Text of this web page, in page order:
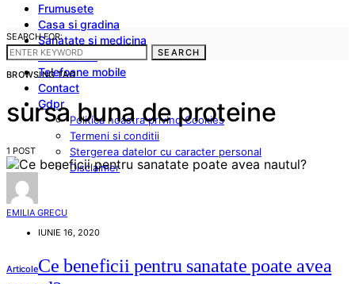
Frumusete
Casa si gradina
Sanatate si medicina
Cum sa fac
Telefoane mobile
Contact
Gdpr
Politica noastra privind Cookies
Termeni si conditii
Stergerea datelor cu caracter personal
Disclaimer
SEARCH FOR:
SEARCH
BROWSING TAG
sursa buna de proteine
1 POST
EMILIA GRECU
IUNIE 16, 2020
ArticoleCe beneficii pentru sanatate poate avea